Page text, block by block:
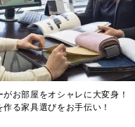
お部屋をオシャレに大変身！
る家具選びをお手伝い！